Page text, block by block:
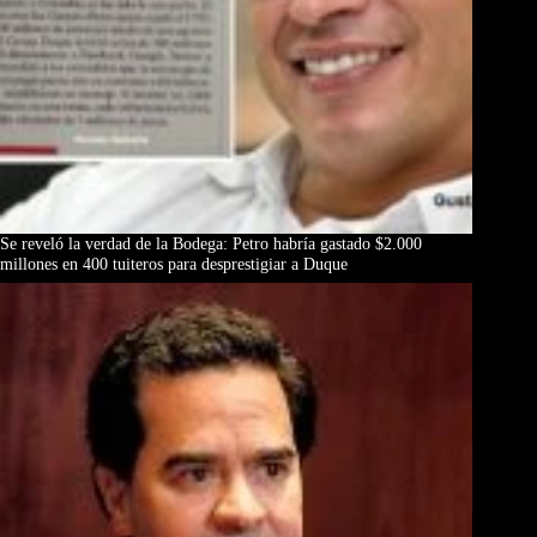
Se reveló la verdad de la Bodega: Petro habría gastado $2.000
millones en 400 tuiteros para desprestigiar a Duque